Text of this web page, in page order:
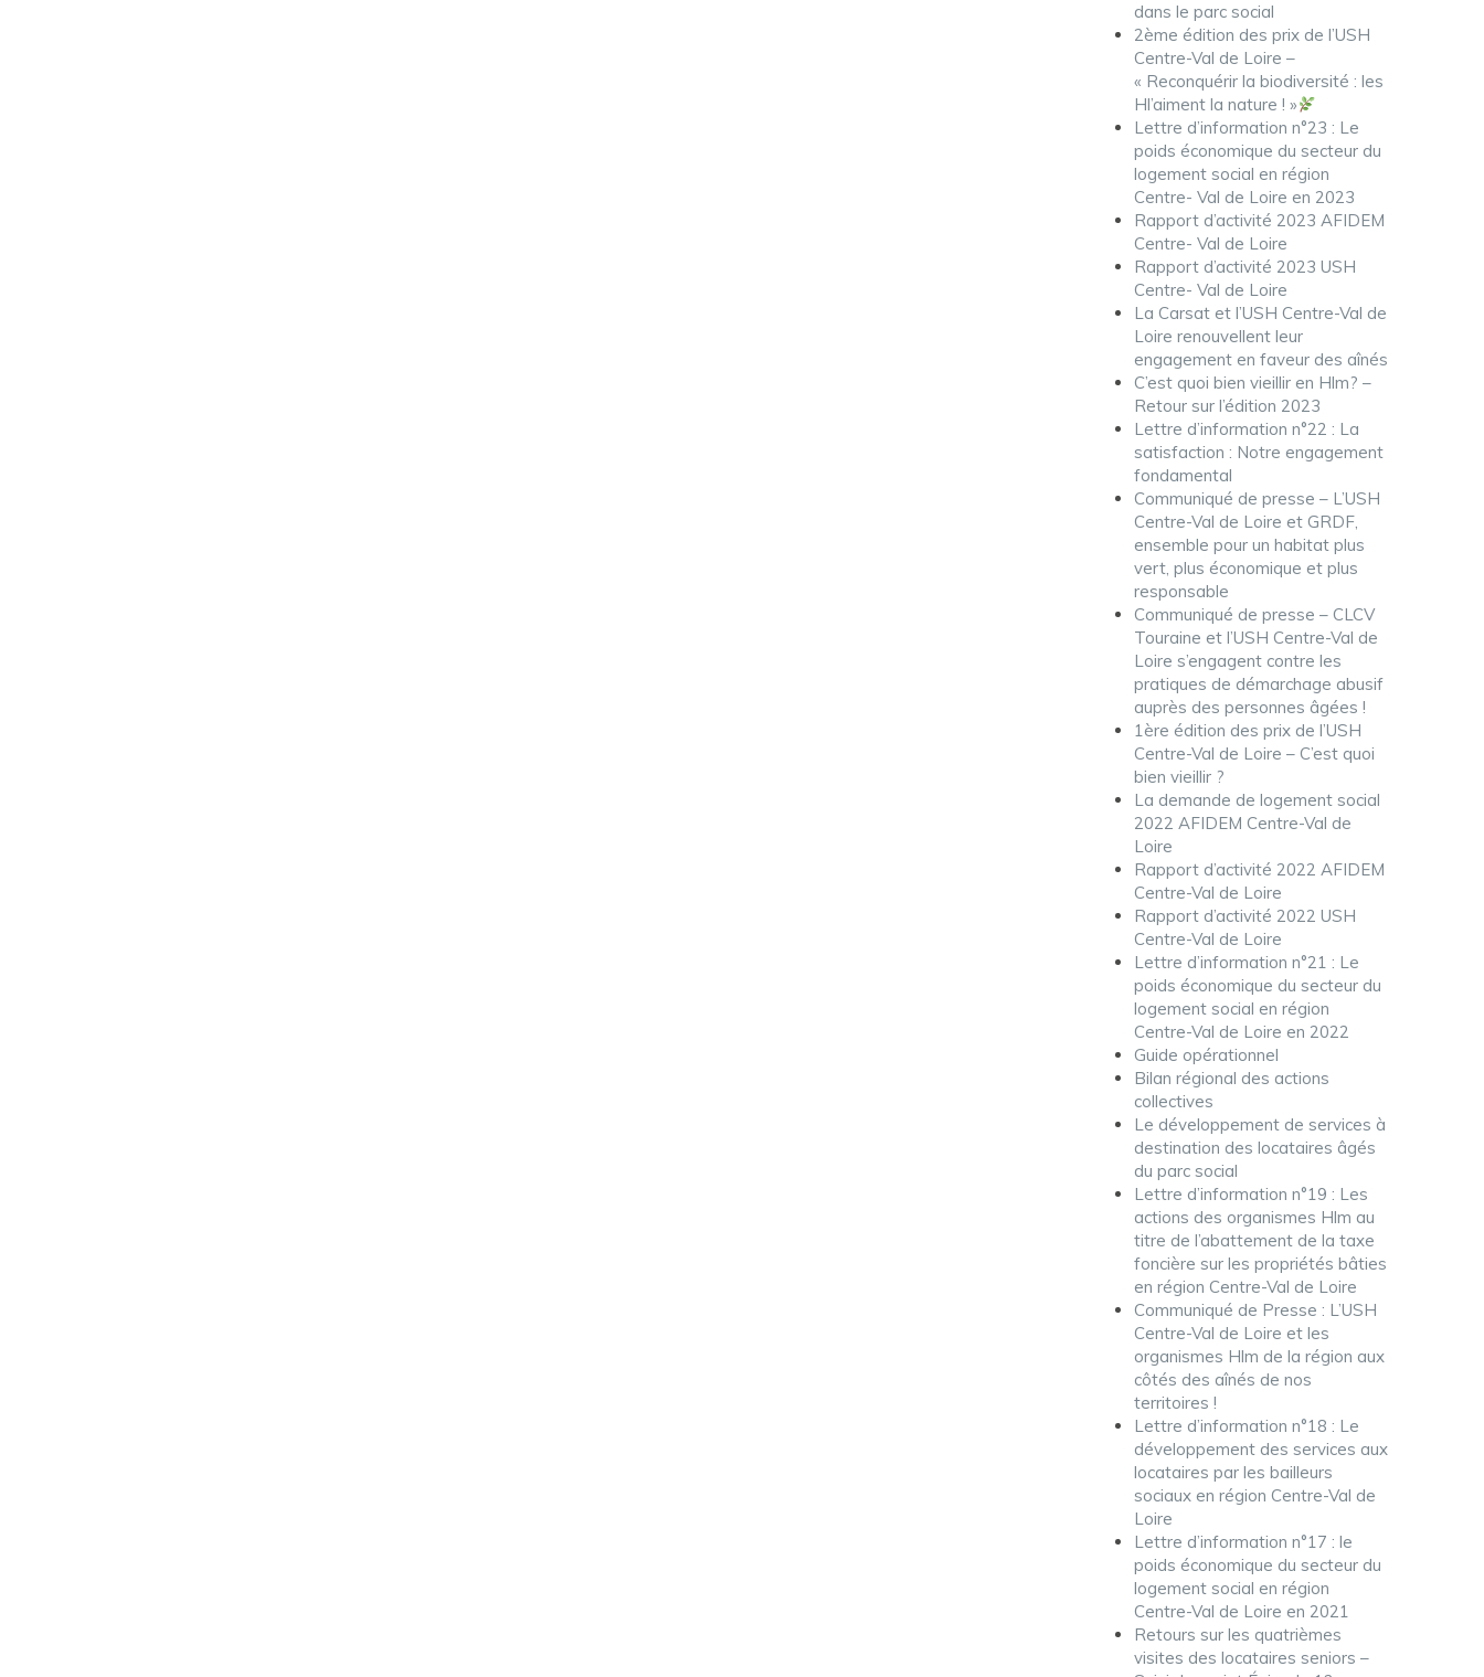
dans le parc social
2ème édition des prix de l’USH
Centre-Val de Loire –
« Reconquérir la biodiversité : les
Hl’aiment la nature ! »
Lettre d’information n°23 : Le
poids économique du secteur du
logement social en région
Centre- Val de Loire en 2023
Rapport d’activité 2023 AFIDEM
Centre- Val de Loire
Rapport d’activité 2023 USH
Centre- Val de Loire
La Carsat et l’USH Centre-Val de
Loire renouvellent leur
engagement en faveur des aînés
C’est quoi bien vieillir en Hlm? –
Retour sur l’édition 2023
Lettre d’information n°22 : La
satisfaction : Notre engagement
fondamental
Communiqué de presse – L’USH
Centre-Val de Loire et GRDF,
ensemble pour un habitat plus
vert, plus économique et plus
responsable
Communiqué de presse – CLCV
Touraine et l’USH Centre-Val de
Loire s’engagent contre les
pratiques de démarchage abusif
auprès des personnes âgées !
1ère édition des prix de l’USH
Centre-Val de Loire – C’est quoi
bien vieillir ?
La demande de logement social
2022 AFIDEM Centre-Val de
Loire
Rapport d’activité 2022 AFIDEM
Centre-Val de Loire
Rapport d’activité 2022 USH
Centre-Val de Loire
Lettre d’information n°21 : Le
poids économique du secteur du
logement social en région
Centre-Val de Loire en 2022
Guide opérationnel
Bilan régional des actions
collectives
Le développement de services à
destination des locataires âgés
du parc social
Lettre d’information n°19 : Les
actions des organismes Hlm au
titre de l’abattement de la taxe
foncière sur les propriétés bâties
en région Centre-Val de Loire
Communiqué de Presse : L’USH
Centre-Val de Loire et les
organismes Hlm de la région aux
côtés des aînés de nos
territoires !
Lettre d’information n°18 : Le
développement des services aux
locataires par les bailleurs
sociaux en région Centre-Val de
Loire
Lettre d’information n°17 : le
poids économique du secteur du
logement social en région
Centre-Val de Loire en 2021
Retours sur les quatrièmes
visites des locataires seniors –